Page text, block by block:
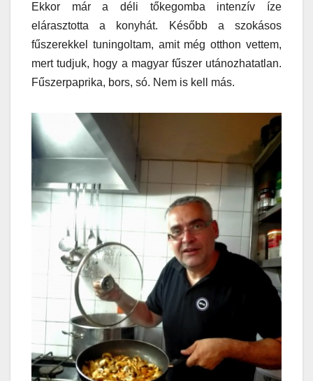
Ekkor már a déli tőkegomba intenzív íze
elárasztotta a konyhát. Később a szokásos
fűszerekkel tuningoltam, amit még otthon vettem,
mert tudjuk, hogy a magyar fűszer utánozhatatlan.
Fűszerpaprika, bors, só. Nem is kell más.